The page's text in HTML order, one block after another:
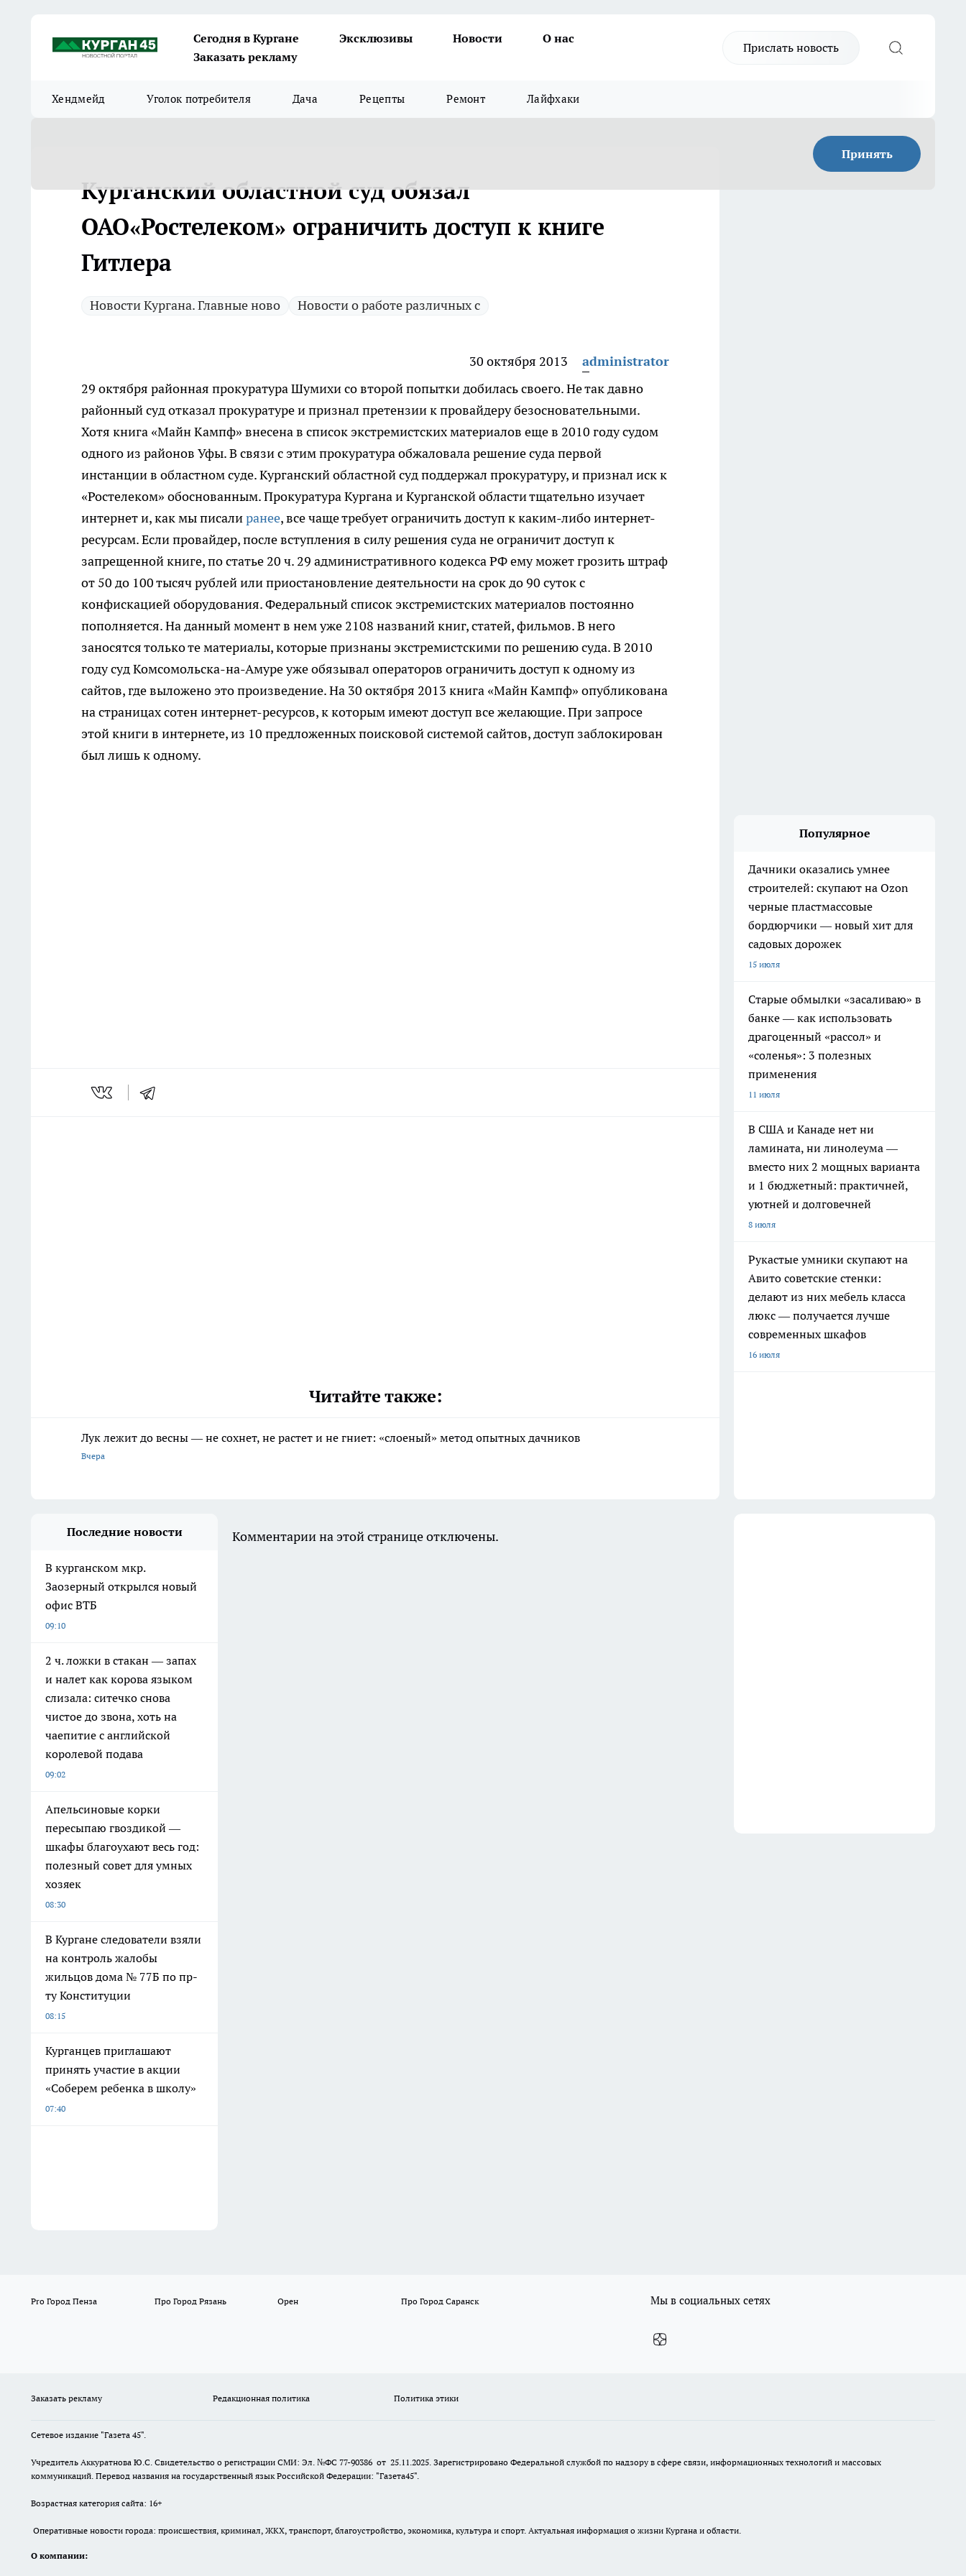
Сегодня в Кургане Эксклюзивы Новости
О нас
Заказать рекламу
Прислать новость
Хендмейд Уголок потребителя Дача Рецепты Ремонт Лайфхаки
Принять
Курганский областной суд обязал
ОАО«Ростелеком» ограничить доступ к книге
Гитлера
Новости Кургана. Главные ново Новости о работе различных с
30 октября 2013
administrator
29 октября районная прокуратура Шумихи со второй попытки добилась своего.Не так давно
районный суд отказал прокуратуре и признал претензии к провайдеру безосновательными.
Хотя книга «Майн Кампф» внесена в список экстремистских материалов еще в 2010 году судом
одного из районов Уфы. В связи с этим прокуратура обжаловала решение суда первой
инстанции в областном суде. Курганский областной суд поддержал прокуратуру, и признал иск к
«Ростелеком» обоснованным. Прокуратура Кургана и Курганской области тщательно изучает
интернет и, как мы писалиранее, все чаще требует ограничить доступ к каким-либо интернет-
ресурсам. Если провайдер, после вступления в силу решения суда не ограничит доступ к
запрещенной книге, по статье 20 ч. 29 административного кодекса РФ ему может грозить штраф
от 50 до 100 тысяч рублей или приостановление деятельности на срок до 90 суток с
конфискацией оборудования. Федеральный список экстремистских материалов постоянно
пополняется. На данный момент в нем уже 2108 названий книг, статей, фильмов. В него
заносятся только те материалы, которые признаны экстремистскими по решению суда. В 2010
году суд Комсомольска-на-Амуре уже обязывал операторов ограничить доступ к одному из
сайтов, где выложено это произведение. На 30 октября 2013 книга «Майн Кампф» опубликована
на страницах сотен интернет-ресурсов, к которым имеют доступ все желающие. При запросе
этой книги в интернете, из 10 предложенных поисковой системой сайтов, доступ заблокирован
был лишь к одному.
Читайте также:
Лук лежит до весны — не сохнет, не растет и не гниет: «слоеный» метод опытных дачников
Вчера
Популярное
Дачники оказались умнее
строителей: скупают на Ozon
черные пластмассовые
бордюрчики — новый хит для
садовых дорожек
15 июля
Старые обмылки «засаливаю» в
банке — как использовать
драгоценный «рассол» и
«соленья»: 3 полезных
применения
11 июля
В США и Канаде нет ни
ламината, ни линолеума —
вместо них 2 мощных варианта
и 1 бюджетный: практичней,
уютней и долговечней
8 июля
Рукастые умники скупают на
Авито советские стенки:
делают из них мебель класса
люкс — получается лучше
современных шкафов
16 июля
Последние новости
В курганском мкр.
Заозерный открылся новый
офис ВТБ
09:10
2 ч. ложки в стакан — запах
и налет как корова языком
слизала: ситечко снова
чистое до звона, хоть на
чаепитие с английской
королевой подава
09:02
Апельсиновые корки
пересыпаю гвоздикой —
шкафы благоухают весь год:
полезный совет для умных
хозяек
08:30
В Кургане следователи взяли
на контроль жалобы
жильцов дома № 77Б по пр-
ту Конституции
08:15
Курганцев приглашают
принять участие в акции
«Соберем ребенка в школу»
07:40
Комментарии на этой странице отключены.
Pro Город Пенза Про Город Рязань Орен Про Город Саранск Мы в социальных сетях
Заказать рекламу Редакционная политика Политика этики
Сетевое издание "Газета 45".
Учредитель Аккуратнова Ю.С. Свидетельство о регистрации СМИ: Эл. №ФС 77-90386 от 25.11.2025. Зарегистрировано Федеральной службой по надзору в сфере связи, информационных технологий и массовых
коммуникаций. Перевод названия на государственный язык Российской Федерации: "Газета45".
Возрастная категория сайта: 16+
Оперативные новости города: происшествия, криминал, ЖКХ, транспорт, благоустройство, экономика, культура и спорт. Актуальная информация о жизни Кургана и области.
О компании: